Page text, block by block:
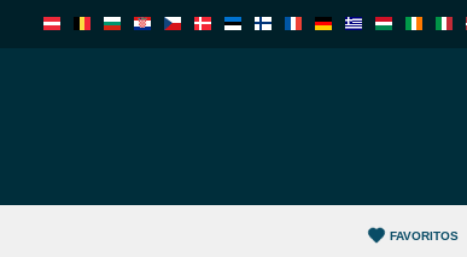
FAVORITOS